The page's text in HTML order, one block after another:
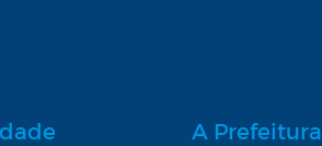
A Prefeitura